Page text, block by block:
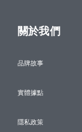
關於我們
品牌故事
實體據點
隱私政策